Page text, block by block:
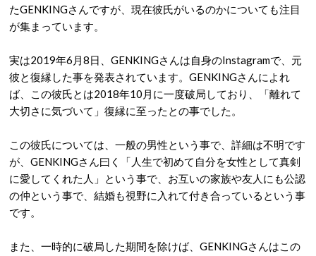
たGENKINGさんですが、現在彼氏がいるのかについても注目
が集まっています。
実は2019年6月8日、GENKINGさんは自身のInstagramで、元
彼と復縁した事を発表されています。GENKINGさんによれ
ば、この彼氏とは2018年10月に一度破局しており、「離れて
大切さに気づいて」復縁に至ったとの事でした。
この彼氏については、一般の男性という事で、詳細は不明です
が、GENKINGさん曰く「人生で初めて自分を女性として真剣
に愛してくれた人」という事で、お互いの家族や友人にも公認
の仲という事で、結婚も視野に入れて付き合っているという事
です。
また、一時的に破局した期間を除けば、GENKINGさんはこの